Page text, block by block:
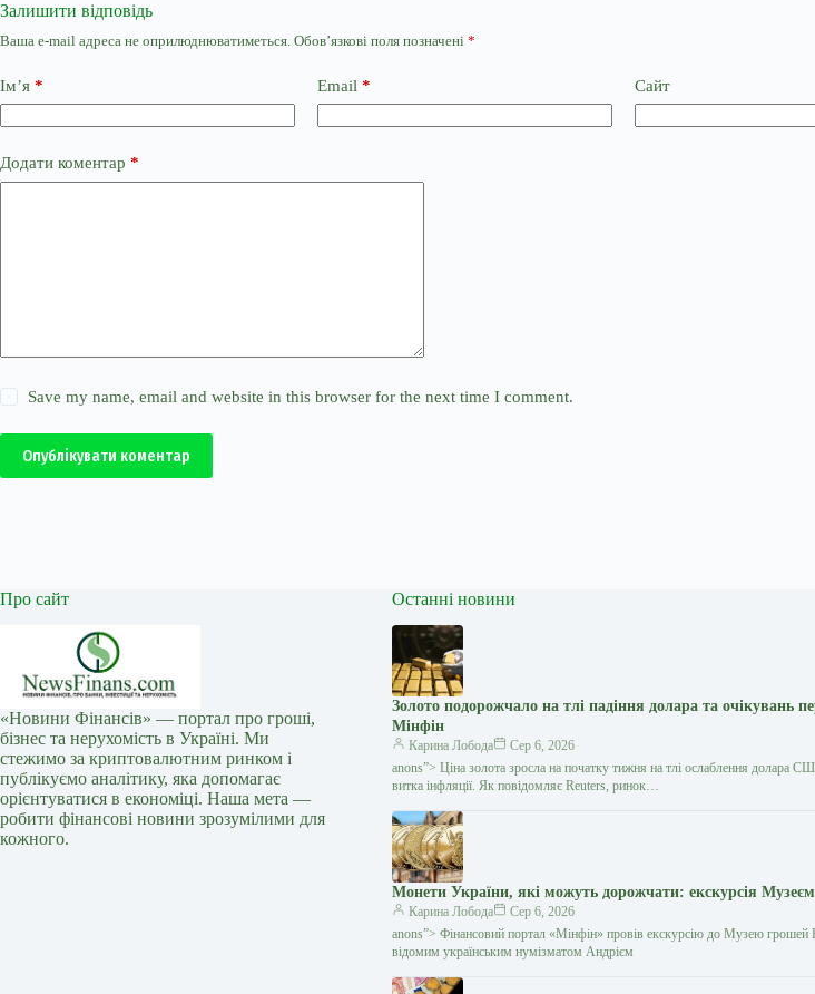
Залишити відповідь
Ваша e-mail адреса не оприлюднюватиметься. Обов’язкові поля позначені *
Ім’я * Email * Сайт
Додати коментар *
Save my name, email and website in this browser for the next time I comment.
Опублікувати коментар
Про сайт
«Новини Фінансів» — портал про гроші,
бізнес та нерухомість в Україні. Ми
стежимо за криптовалютним ринком і
публікуємо аналітику, яка допомагає
орієнтуватися в економіці. Наша мета —
робити фінансові новини зрозумілими для
кожного.
Останні новини
Золото подорожчало на тлі падіння долара та очікувань
Мінфін
Карина Лобода
Сер 6, 2026
anons”> Ціна золота зросла на початку тижня на тлі ослаблення долара
витка інфляції. Як повідомляє Reuters, ринок…
Монети України, які можуть дорожчати: екскурсія
Карина Лобода
Сер 6, 2026
anons”> Фінансовий портал «Мінфін» провів екскурсію до Музею грошей
відомим українським нумізматом Андрієм